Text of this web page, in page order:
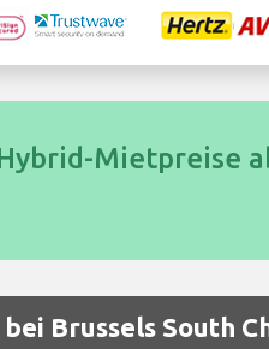
Mietpreise
Brussels South